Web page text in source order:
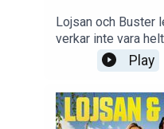
Lojsan och Buster
verkar inte vara
är vårdslös med
Lojsan ett badkar
vem vet vad
10 år, kanske är de
Play